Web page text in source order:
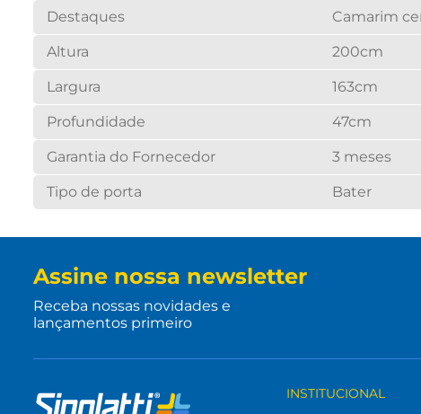
Destaques Camarim
Altura 200cm
Largura 163cm
Profundidade 47cm
Garantia do Fornecedor 3 meses
Tipo de porta Bater
Assine nossa newsletter
Receba nossas novidades e
lançamentos primeiro
INSTITUCIONAL